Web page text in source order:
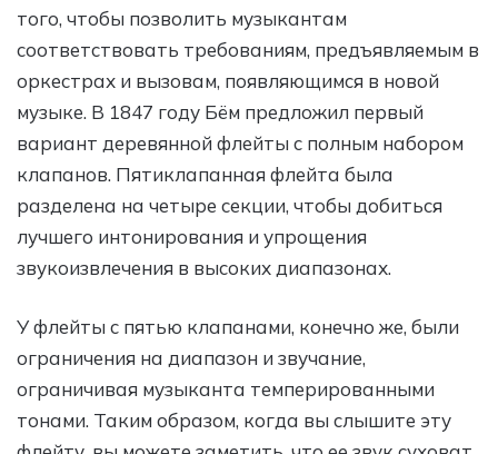
того, чтобы позволить музыкантам
соответствовать требованиям, предъявляемым в
оркестрах и вызовам, появляющимся в новой
музыке. В 1847 году Бём предложил первый
вариант деревянной флейты с полным набором
клапанов. Пятиклапанная флейта была
разделена на четыре секции, чтобы добиться
лучшего интонирования и упрощения
звукоизвлечения в высоких диапазонах.
У флейты с пятью клапанами, конечно же, были
ограничения на диапазон и звучание,
ограничивая музыканта темперированными
тонами. Таким образом, когда вы слышите эту